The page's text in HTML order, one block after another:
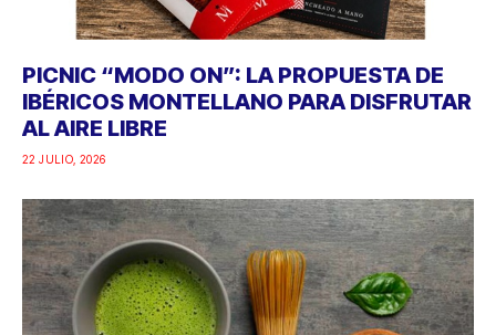
PICNIC “MODO ON”: LA PROPUESTA DE
IBÉRICOS MONTELLANO PARA DISFRUTAR
AL AIRE LIBRE
22 JULIO, 2026